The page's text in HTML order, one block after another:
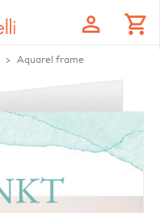
profile shopping_cart
Aquarel frame